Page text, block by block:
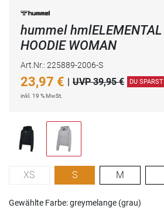
hummel hmlELEMENTAL
HOODIE WOMAN
Art.Nr.: 225889-2006-S
23,97 € | UVP 39,95 € DU
inkl. 19 % MwSt.
XS S M
Gewählte Farbe: greymelange (grau)